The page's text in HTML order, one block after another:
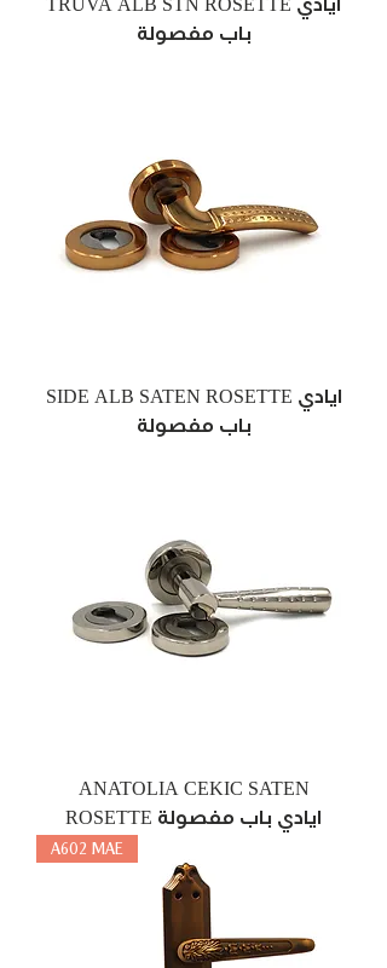
TRUVA ALB STN ROSETTE ايادي
باب مفصولة
SIDE ALB SATEN ROSETTE ايادي
باب مفصولة
ANATOLIA CEKIC SATEN
ROSETTE ايادي باب مفصولة
A602 MAE